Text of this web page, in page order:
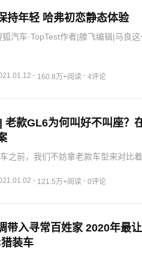
持年轻 哈弗初恋静态体验
狐汽车·TopTest作者|滕飞编辑|马良
· 160.8万+阅读 · 4评论
老款GL6为何叫好不叫座？
之前，我们不妨拿老款车型来对比
网友都是说它三缸机的问题，其实
· 121.5万+阅读 · 0评论
带入寻常百姓家 2020年最
装车